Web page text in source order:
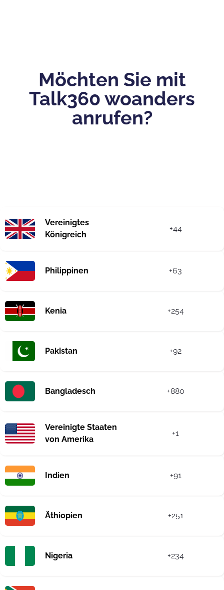
Möchten Sie mit
Talk360 woanders
anrufen?
Vereinigtes
Königreich
+44
Philippinen +63
Kenia +254
Pakistan +92
Bangladesch +880
Vereinigte Staaten
von Amerika
+1
Indien +91
Äthiopien +251
Nigeria +234